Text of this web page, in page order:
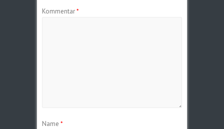
Kommentar*
Name *